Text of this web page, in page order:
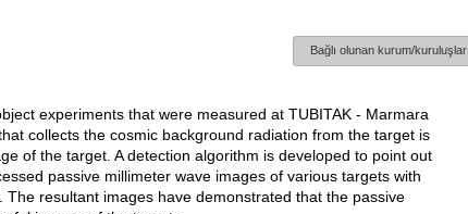
Bağlı olunan kurum/
experiments that were measured at TUBITAK - Marmara
collects the cosmic background radiation from the target is
of the target. A detection algorithm is developed to point out
passive millimeter wave images of various targets with
resultant images have demonstrated that the passive